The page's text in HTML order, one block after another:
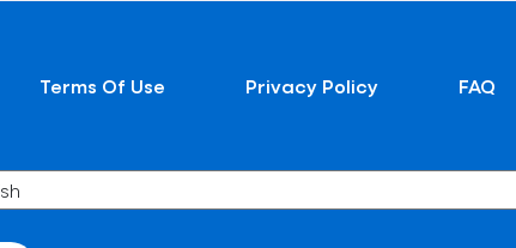
Terms Of Use Privacy Policy FAQ